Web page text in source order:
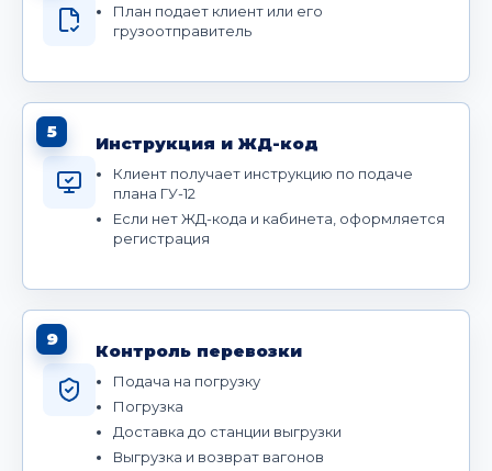
План подает клиент или его
грузоотправитель
5
Инструкция и ЖД-код
Клиент получает инструкцию по подаче
плана ГУ-12
Если нет ЖД-кода и кабинета, оформляется
регистрация
9
Контроль перевозки
Подача на погрузку
Погрузка
Доставка до станции выгрузки
Выгрузка и возврат вагонов